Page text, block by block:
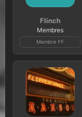
Flinch
Membres
Membre FF